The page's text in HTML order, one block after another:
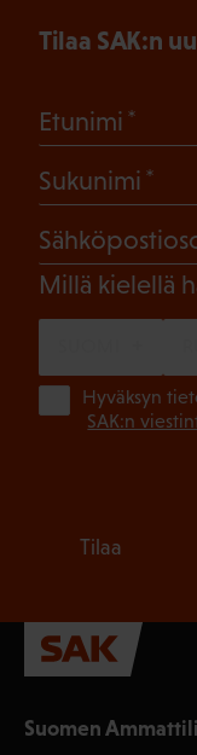
Suomen
Tilaa SAK:n
Etunimi
Sukunimi
Millä kielellä
Hyväksyn
SAK:n
Tilaa